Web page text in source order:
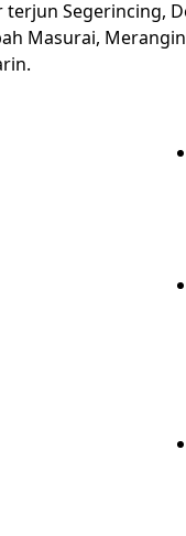
Segerincing,
Masurai,